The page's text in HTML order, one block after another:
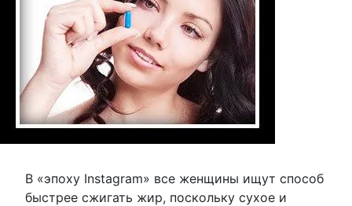
В «эпоху Instagram» все женщины ищут способ
быстрее сжигать жир, поскольку сухое и